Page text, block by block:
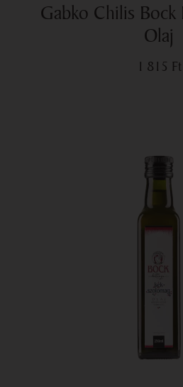
Gabko Chilis Bock
Olaj
1 815Ft